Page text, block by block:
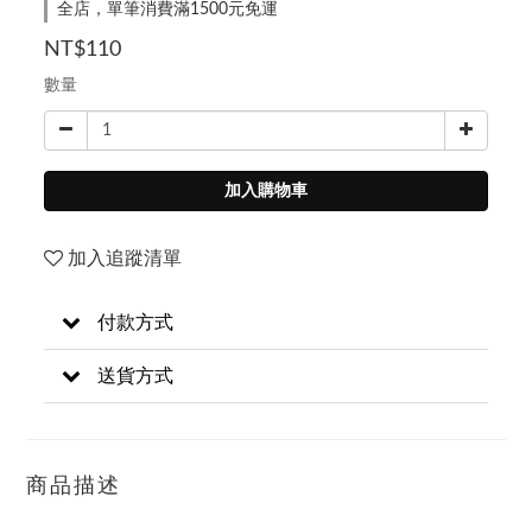
全店，單筆消費滿1500元免運
NT$110
數量
加入購物車
加入追蹤清單
付款方式
送貨方式
商品描述